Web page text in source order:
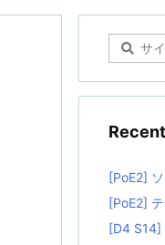
[PoE2]
[PoE2]
[D4 S14]